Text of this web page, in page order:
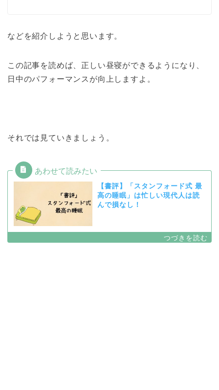
などを紹介しようと思います。
この記事を読めば、正しい昼寝ができるようになり、
日中のパフォーマンスが向上しますよ。
それでは見ていきましょう。
【書評】「スタンフォード式 最
高の睡眠」は忙しい現代人は読
んで損なし！